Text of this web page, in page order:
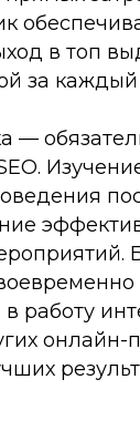
в топ
за каждый
—
работу
онлайн-